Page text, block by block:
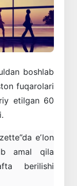
boshlab
fuqarolari
etilgan 60
eʼlon
amal qila
berilishi